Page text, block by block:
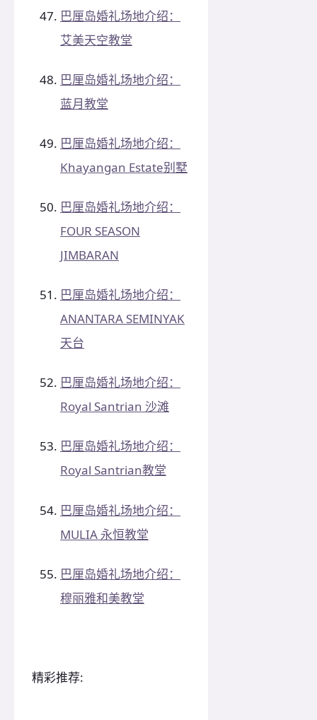
巴厘岛婚礼场地介绍：
艾美天空教堂
巴厘岛婚礼场地介绍：
蓝月教堂
巴厘岛婚礼场地介绍：
Khayangan Estate别墅
巴厘岛婚礼场地介绍：
FOUR SEASON
JIMBARAN
巴厘岛婚礼场地介绍：
ANANTARA SEMINYAK
天台
巴厘岛婚礼场地介绍：
Royal Santrian 沙滩
巴厘岛婚礼场地介绍：
Royal Santrian教堂
巴厘岛婚礼场地介绍：
MULIA 永恒教堂
巴厘岛婚礼场地介绍：
穆丽雅和美教堂
精彩推荐: